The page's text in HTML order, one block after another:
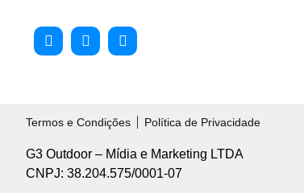
Termos e Condições Política de Privacidade
G3 Outdoor – Mídia e Marketing LTDA
CNPJ: 38.204.575/0001-07